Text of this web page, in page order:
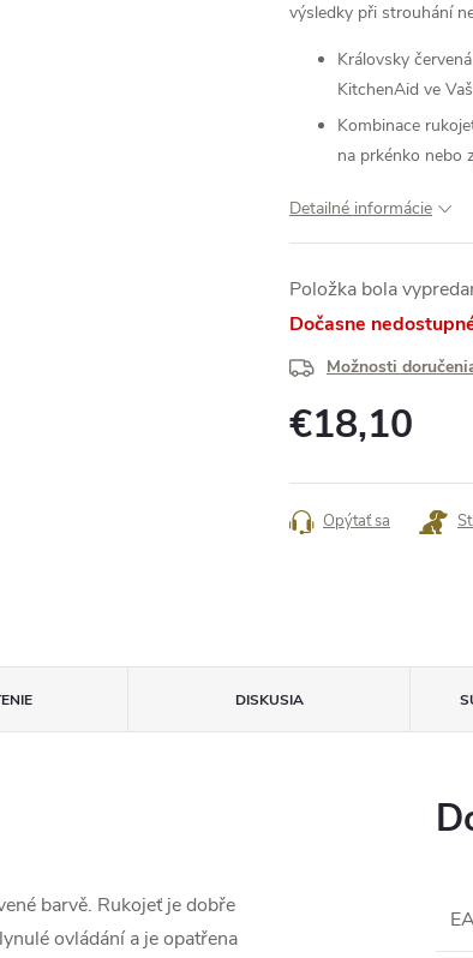
výsledky při strouhání
Královsky
KitchenAid ve
Kombinace
na prkénko nebo
Detailné informácie
Položka bola
Dočasne
Možnosti
€18,10
cena:
Opýtať sa
DISKUSIA
barvě. Rukojeť je dobře
ovládání a je opatřena